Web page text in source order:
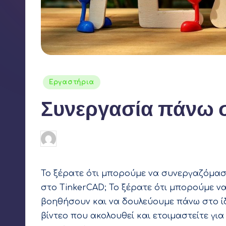
Αναρτήθηκε
Εργαστήρια
Συνεργασία πάνω
Συγγραφέας:
Το ξέρατε ότι μπορούμε να
στο TinkerCAD; Το ξέρατε ότι μπορούμε
βοηθήσουν και να δουλεύουμε πάνω στο
βίντεο που ακολουθεί και ετοιμαστείτε